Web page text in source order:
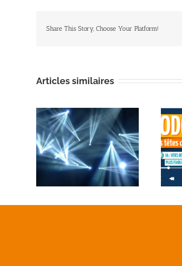
Share This Story, Choose Your Platform!
Articles similaires